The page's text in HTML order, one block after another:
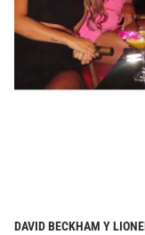
DAVID BECKHAM Y